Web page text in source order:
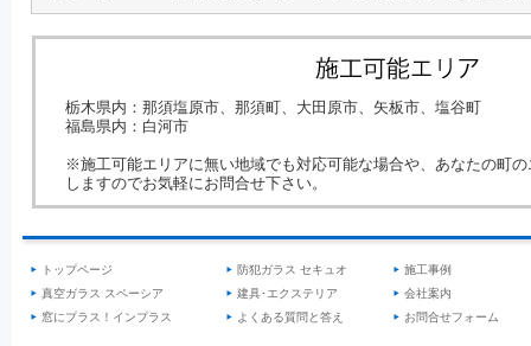
栃木県内：那須塩原市、那須町、大田原市、矢板市、塩谷町
福島県内：白河市
※施工可能エリアに無い地域でも対応可能な場合や、あなたの町
しますのでお気軽にお問合せ下さい。
トップページ 防犯ガラス セキュオ
施工事例
真空ガラス スペーシア
建具･エクステリア
会社案内
窓にプラス！インプラス
よくある質問と答え お問合せフォーム